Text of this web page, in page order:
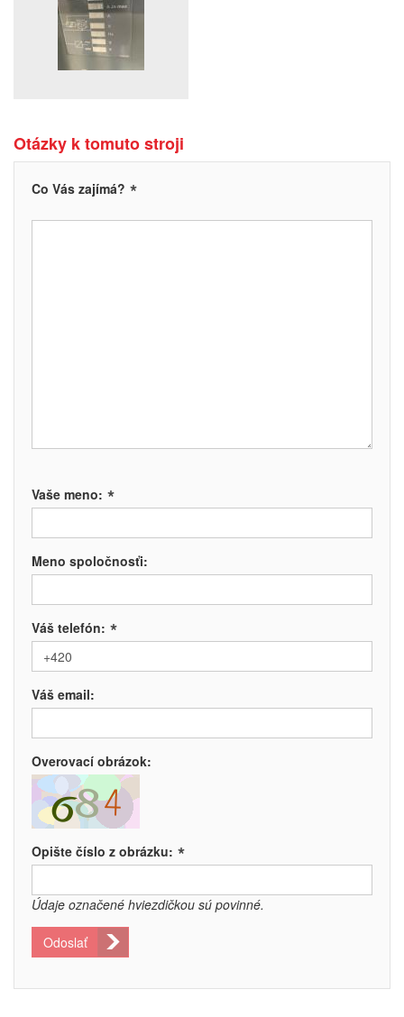
Otázky k tomuto stroji
Co Vás zajímá? *
Vaše meno: *
Meno spoločnosťi:
Váš telefón: *
Váš email:
Overovací obrázok:
Opište číslo z obrázku: *
Údaje označené hviezdičkou sú povinné.
Odoslať